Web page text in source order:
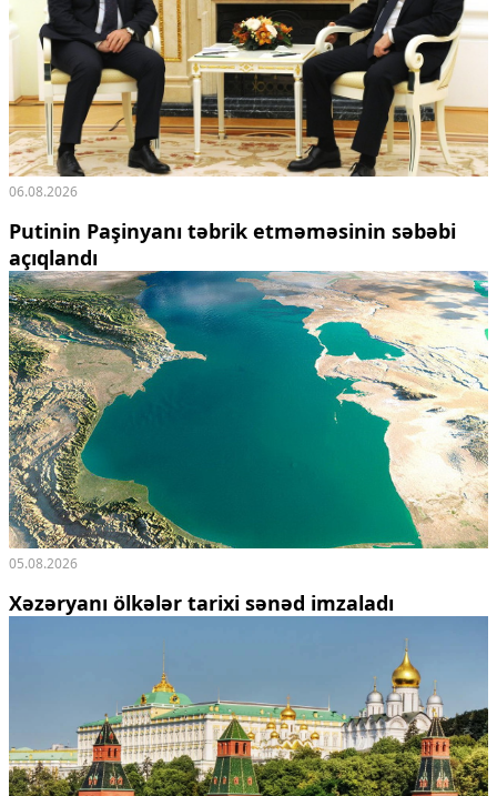
06.08.2026
Putinin Paşinyanı təbrik etməməsinin səbəbi
açıqlandı
05.08.2026
Xəzəryanı ölkələr tarixi sənəd imzaladı